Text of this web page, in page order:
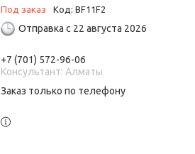
Под заказ Код: BF11F2
Отправка с 22 августа 2026
+7 (701) 572-96-06
Консультант: Алматы
Заказ только по телефону